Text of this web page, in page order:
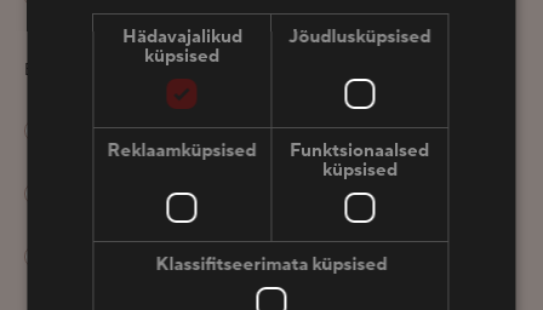
EELISTATAV SPAA HOOLITSUSE AEG*
SAABUMISPÄEVA PÄRASTLÕUNA
SAABUMISPÄEVA ÕHTU
LAHKUMISPÄEVA HOMMIK
Hädavajalikud
küpsised
Jõudlusküpsised
Reklaamküpsised
Funktsionaalsed
küpsised
Klassifitseerimata küpsised